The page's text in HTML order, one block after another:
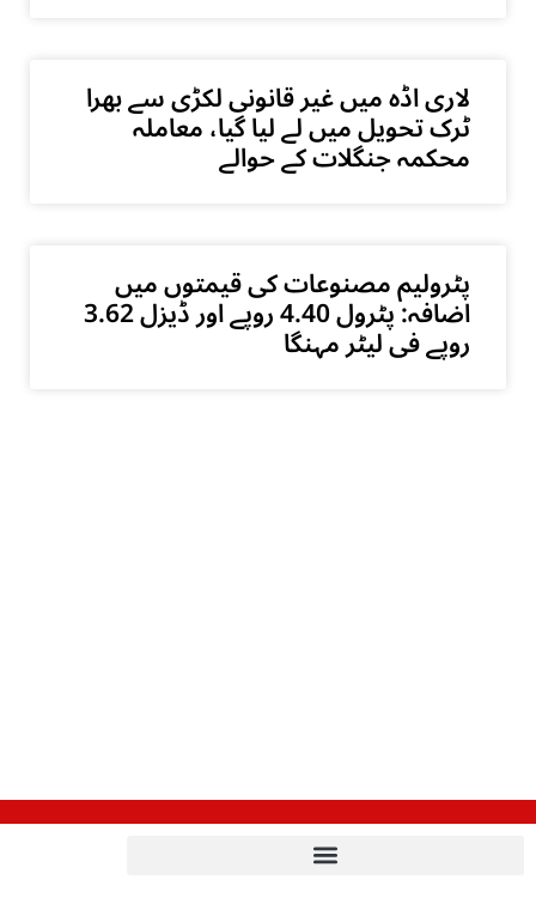
لاری اڈہ میں غیر قانونی لکڑی سے بھرا
ٹرک تحویل میں لے لیا گیا، معاملہ
محکمہ جنگلات کے حوالے
پٹرولیم مصنوعات کی قیمتوں میں
اضافہ: پٹرول 4.40 روپے اور ڈیزل 3.62
روپے فی لیٹر مہنگا